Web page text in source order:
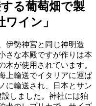
る葡萄畑で製
イン」
伊勢神宮と同じ神明造
さな本殿ですが作りは本
木が使用されています。
上輸送でイタリアに運ば
に輸送され、日本とサン
しました。神社には狛